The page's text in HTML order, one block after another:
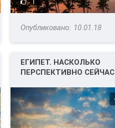
10.01.18
ЕГИПЕТ. НАСКОЛЬКО
ПЕРСПЕКТИВНО СЕЙЧАС